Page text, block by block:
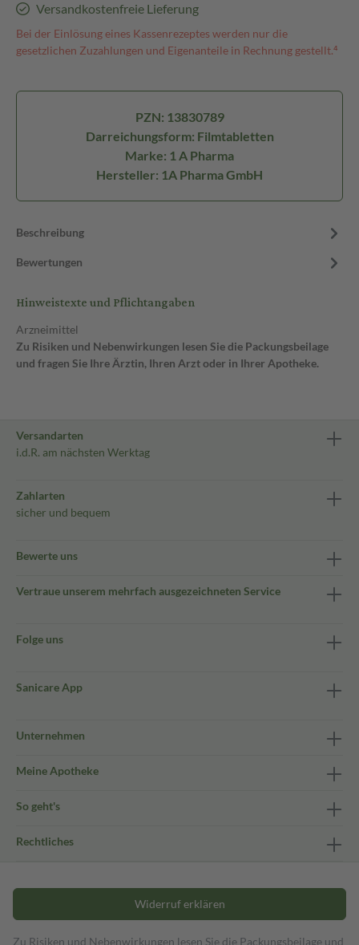
Versandkostenfreie Lieferung
Bei der Einlösung eines Kassenrezeptes werden nur die
gesetzlichen Zuzahlungen und Eigenanteile in Rechnung gestellt.⁴
PZN: 13830789
Darreichungsform: Filmtabletten
Marke: 1 A Pharma
Hersteller: 1A Pharma GmbH
Beschreibung
Bewertungen
Hinweistexte und Pflichtangaben
Arzneimittel
Zu Risiken und Nebenwirkungen lesen Sie die Packungsbeilage
und fragen Sie Ihre Ärztin, Ihren Arzt oder in Ihrer Apotheke.
Versandarten
i.d.R. am nächsten Werktag
Zahlarten
sicher und bequem
Bewerte uns
Vertraue unserem mehrfach ausgezeichneten Service
Folge uns
Sanicare App
Unternehmen
Meine Apotheke
So geht's
Rechtliches
Widerruf erklären
Zu Risiken und Nebenwirkungen lesen Sie die Packungsbeilage und